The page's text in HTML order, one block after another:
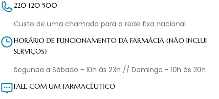
220 120 500
Custo de uma chamada para a rede fixa nacional
HORÁRIO DE FUNCIONAMENTO DA FARMÁCIA (NÃO INCLUI
SERVIÇOS)
Segunda a Sábado - 10h às 23h // Domingo - 10h às 20h
FALE COM UM FARMACÊUTICO